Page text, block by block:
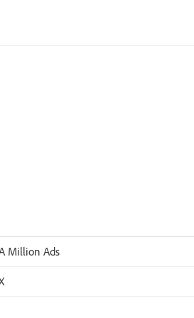
Million Ads